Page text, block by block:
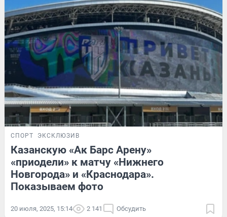
СПОРТ ЭКСКЛЮЗИВ
Казанскую «Ак Барс Арену»
«приодели» к матчу «Нижнего
Новгорода» и «Краснодара».
Показываем фото
20 июля, 2025, 15:14 2 141 Обсудить